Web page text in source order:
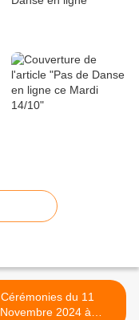
Cérémonies du 11
Novembre 2024 à